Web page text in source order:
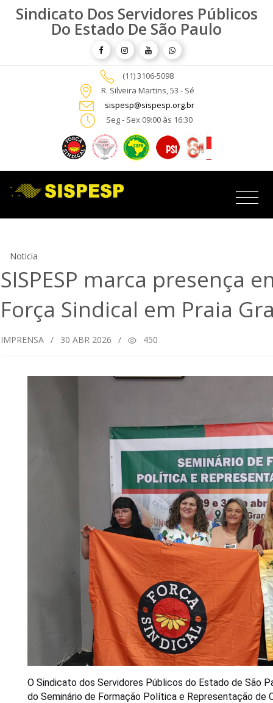
Sindicato Dos Servidores Públicos
Do Estado De São Paulo
(11) 3106-5098
R. Silveira Martins, 53 - Sé
sispesp@sispesp.org.br
Seg - Sex 09:00 às 16:30
Noticia
SISPESP marca presença
Força Sindical em Praia
IMPRENSA / 30 ABR 2026 / 450
O Sindicato dos Servidores Públicos do Estado de São
do Seminário de Formação Política e Representação de